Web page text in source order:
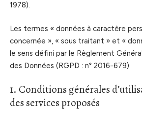
1978).
Les termes « données à caractère
concernée », « sous traitant » et «
le sens défini par le Règlement
des Données (RGPD : n° 2016-679)
1. Conditions générales
des services proposés